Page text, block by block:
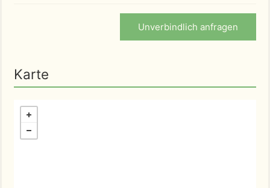
Unverbindlich anfragen
Karte